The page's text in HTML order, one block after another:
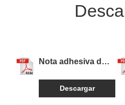
Nota adhesiva de
Descargar